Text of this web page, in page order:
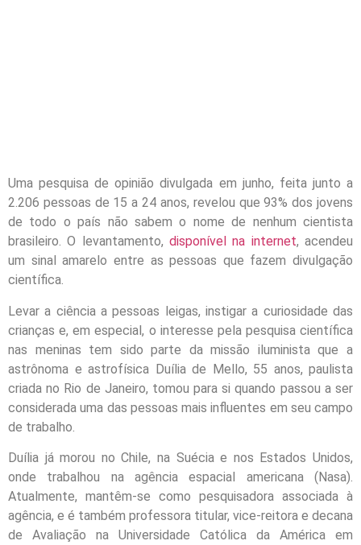
Uma pesquisa de opinião divulgada em junho, feita junto a
2.206 pessoas de 15 a 24 anos, revelou que 93% dos jovens
de todo o país não sabem o nome de nenhum cientista
brasileiro. O levantamento, disponível na internet, acendeu
um sinal amarelo entre as pessoas que fazem divulgação
científica.
Levar a ciência a pessoas leigas, instigar a curiosidade das
crianças e, em especial, o interesse pela pesquisa científica
nas meninas tem sido parte da missão iluminista que a
astrônoma e astrofísica Duília de Mello, 55 anos, paulista
criada no Rio de Janeiro, tomou para si quando passou a ser
considerada uma das pessoas mais influentes em seu campo
de trabalho.
Duília já morou no Chile, na Suécia e nos Estados Unidos,
onde trabalhou na agência espacial americana (Nasa).
Atualmente, mantêm-se como pesquisadora associada à
agência, e é também professora titular, vice-reitora e decana
de Avaliação na Universidade Católica da América em